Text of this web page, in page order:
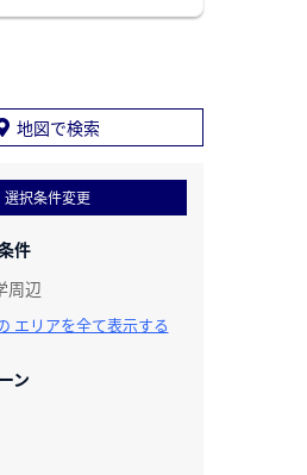
地図で検索
選択条件変更
件
周辺
エリアを全て表示する
ン